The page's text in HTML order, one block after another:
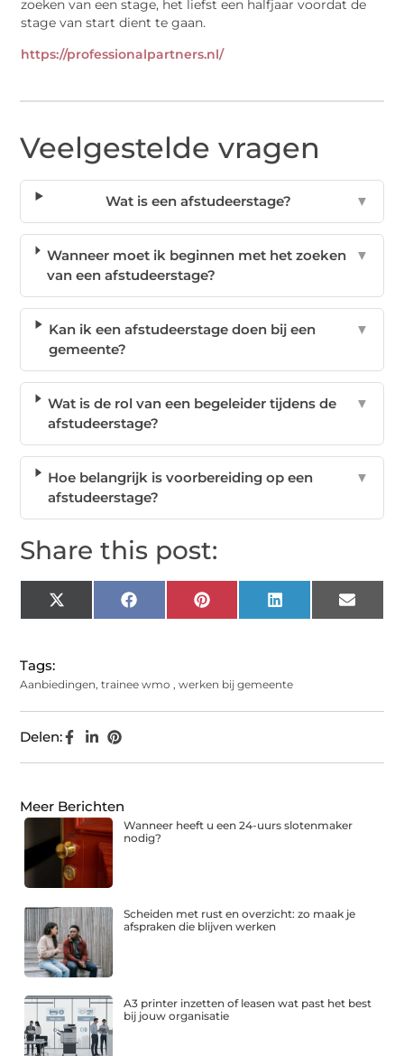
zoeken van een stage, het liefst een halfjaar voordat de
stage van start dient te gaan.
https://professionalpartners.nl/
Veelgestelde vragen
Wat is een afstudeerstage? ▼
Wanneer moet ik beginnen met het zoeken
van een afstudeerstage?
▼
Kan ik een afstudeerstage doen bij een
gemeente?
▼
Wat is de rol van een begeleider tijdens de
afstudeerstage?
▼
Hoe belangrijk is voorbereiding op een
afstudeerstage?
▼
Share this post:
X
(Twitter)
Facebook Pinterest LinkedIn Email
Tags:
Aanbiedingen,trainee wmo ,werken bij gemeente
Delen:
Meer Berichten
Wanneer heeft u een 24-uurs slotenmaker
nodig?
Scheiden met rust en overzicht: zo maak je
afspraken die blijven werken
A3 printer inzetten of leasen wat past het best
bij jouw organisatie